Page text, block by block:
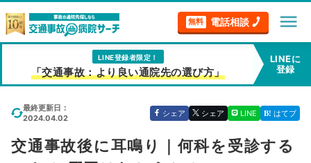
無料 電話相談 menu
LINE登録者限定！
「交通事故：より良い通院先の選び方」
LINEに
登録
最終更新日：
2024.04.02
シェア シェア LINE はてブ
交通事故後に耳鳴り｜何科を受診する